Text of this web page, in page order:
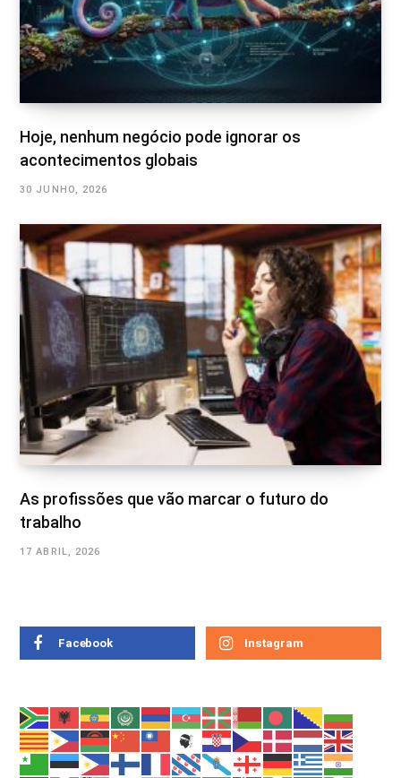
Hoje, nenhum negócio pode ignorar os
acontecimentos globais
30 JUNHO, 2026
As profissões que vão marcar o futuro do
trabalho
17 ABRIL, 2026
Facebook Instagram